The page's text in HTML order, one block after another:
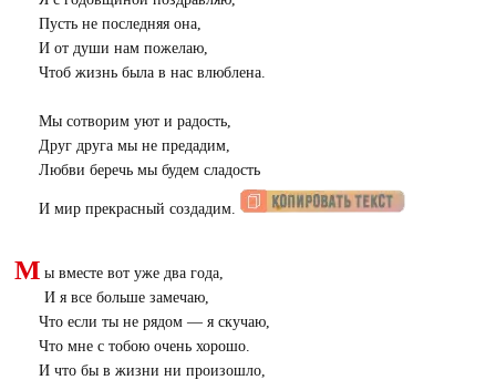
Пусть не последняя она,
И от души нам пожелаю,
Чтоб жизнь была в нас влюблена.
Мы сотворим уют и радость,
Друг друга мы не предадим,
Любви беречь мы будем сладость
И мир прекрасный создадим.
М ы вместе вот уже два года,
И я все больше замечаю,
Что если ты не рядом — я скучаю,
Что мне с тобою очень хорошо.
И что бы в жизни ни произошло,